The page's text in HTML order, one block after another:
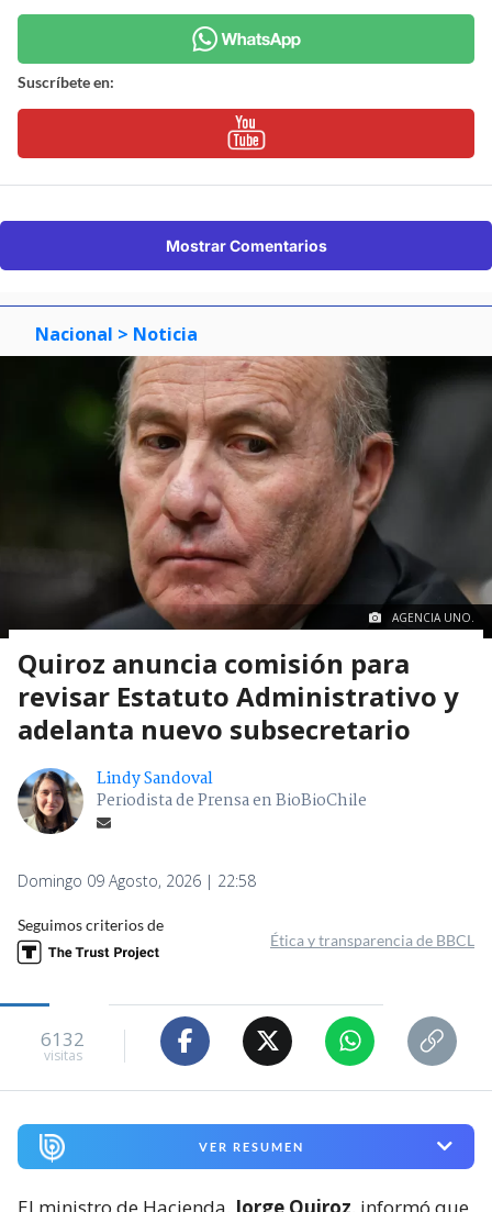
Suscríbete en:
Mostrar Comentarios
Nacional > Noticia
AGENCIA UNO.
Quiroz anuncia comisión para
revisar Estatuto Administrativo y
adelanta nuevo subsecretario
Lindy Sandoval
Periodista de Prensa en BioBioChile
Domingo 09 Agosto, 2026 | 22:58
Seguimos criterios de
Ética y transparencia de BBCL
6132
visitas
VER RESUMEN
El ministro de Hacienda, Jorge Quiroz, informó que